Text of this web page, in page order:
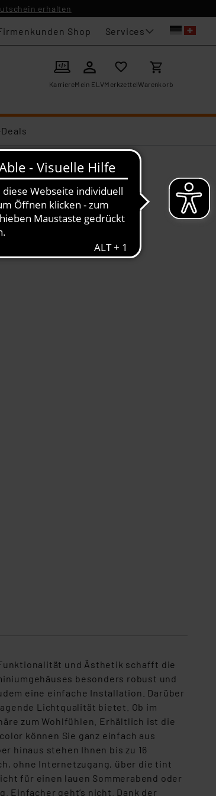
erhalten
Shop Services
KarriereMein ELVMerkzettelWarenkorb
und Ästhetik schafft die
besonders robust und
eine einfache Installation. Darüber
Lichtqualität bietet. Ob im
zum Wohlfühlen. Erhältlich ist die
können Sie ganz einfach aus
hinaus stehen Ihnen bis zu 16
ohne Internetzugang, über die tint
für einen lauen Sommerabend oder
geht’s nicht. Dank der